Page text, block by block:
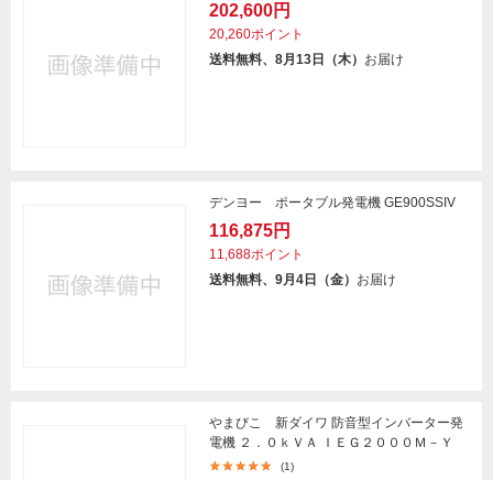
202,600円
20,260ポイント
送料無料、8月13日（木） お届け
デンヨー ポータブル発電機 GE900SSIV
116,875円
11,688ポイント
送料無料、9月4日（金） お届け
やまびこ 新ダイワ 防音型インバーター発
電機 ２．０ｋＶＡ ＩＥＧ２０００Ｍ－Ｙ
(1)